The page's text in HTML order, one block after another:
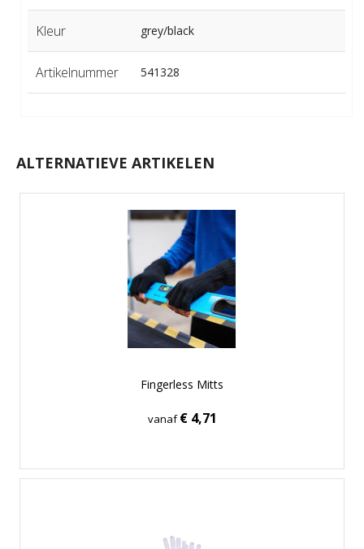
Kleur grey/black
Artikelnummer 541328
ALTERNATIEVE ARTIKELEN
Fingerless Mitts
vanaf€ 4,71